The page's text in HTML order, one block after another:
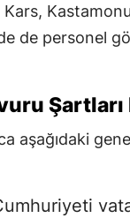
de personel
Şartları
aşağıdaki